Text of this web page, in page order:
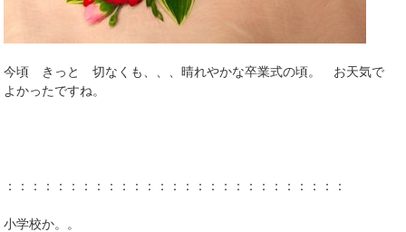
今頃 きっと 切なくも、、、晴れやかな卒業式の頃。 お天気で
よかったですね。
：：：：：：：：：：：：：：：：：：：：：：：：：：：
小学校か。。